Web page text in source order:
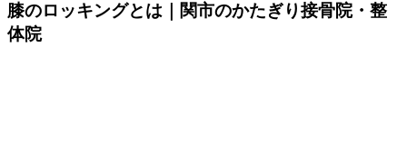
膝のロッキングとは｜関市のかたぎり接骨院・整
体院